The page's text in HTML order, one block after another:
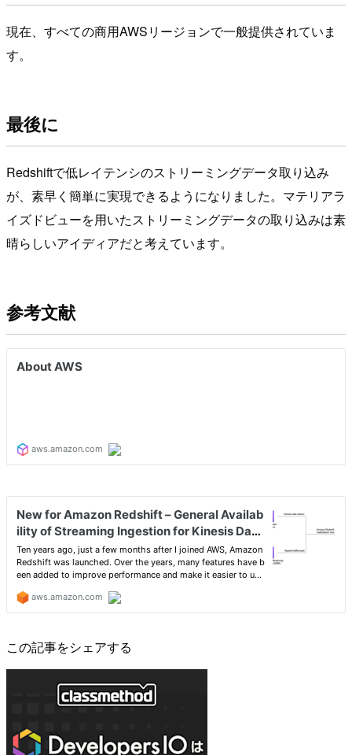
現在、すべての商用AWSリージョンで一般提供されていま
す。
最後に
Redshiftで低レイテンシのストリーミングデータ取り込み
が、素早く簡単に実現できるようになりました。マテリアラ
イズドビューを用いたストリーミングデータの取り込みは素
晴らしいアイディアだと考えています。
参考文献
この記事をシェアする